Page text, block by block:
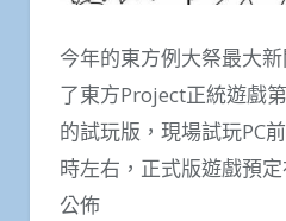
今年的東方例大祭最大
了東方Project正統遊戲
的試玩版，現場試玩PC
時左右，正式版遊戲預
公佈